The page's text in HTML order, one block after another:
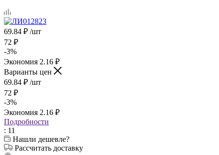
69.84 ₽ /шт
72 ₽
-3%
Экономия 2.16 ₽
Варианты цен
69.84 ₽ /шт
72 ₽
-3%
Экономия 2.16 ₽
Подробности
: 11
Нашли дешевле?
Рассчитать доставку